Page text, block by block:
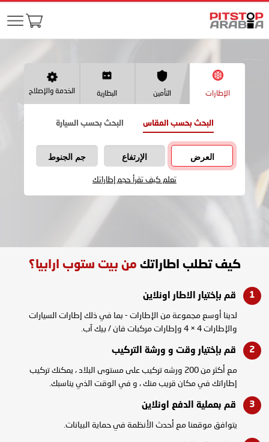
الإطارات التأمين البطارية الخدمة والإصلاح
البحث بحسب المقاس البحث بحسب السيارة
العرض الإرتفاع جم الجنوط
تعلم كيف تقرأ حجم إطاراتك
كيف تطلب اطاراتك من بيت ستوب ارابيا؟
قم بإختيار الاطار اونلاين
لدينا أوسع مجموعة من الإطارات - بما في ذلك إطارات السيارات
والإطارات 4 × 4 وإطارات مركبات فان / بيك آب.
قم بإختيار وقت و ورشة التركيب
مع أكثر من 200 ورشه تركيب على مستوى البلاد ، يمكنك تركيب
إطاراتك في مكان قريب منك ، و في الوقت الذي يناسبك.
قم بعملية الدفع اونلاين
يتوافق موقعنا مع أحدث الأنظمة في حماية البيانات.